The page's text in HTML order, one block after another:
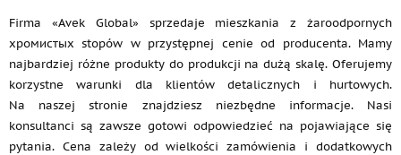
Firma «Avek Global» sprzedaje mieszkania z żaroodpornych
хромистых stopów w przystępnej cenie od producenta. Mamy
najbardziej różne produkty do produkcji na dużą skalę. Oferujemy
korzystne warunki dla klientów detalicznych i hurtowych.
Na naszej stronie znajdziesz niezbędne informacje. Nasi
konsultanci są zawsze gotowi odpowiedzieć na pojawiające się
pytania. Cena zależy od wielkości zamówienia i dodatkowych